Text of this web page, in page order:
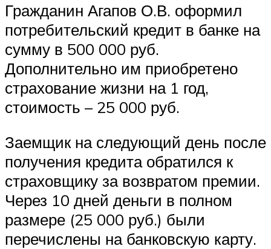
Гражданин Агапов О.В. оформил
потребительский кредит в банке на
сумму в 500 000 руб.
Дополнительно им приобретено
страхование жизни на 1 год,
стоимость – 25 000 руб.
Заемщик на следующий день после
получения кредита обратился к
страховщику за возвратом премии.
Через 10 дней деньги в полном
размере (25 000 руб.) были
перечислены на банковскую карту.